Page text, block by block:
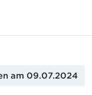
am 09.07.2024